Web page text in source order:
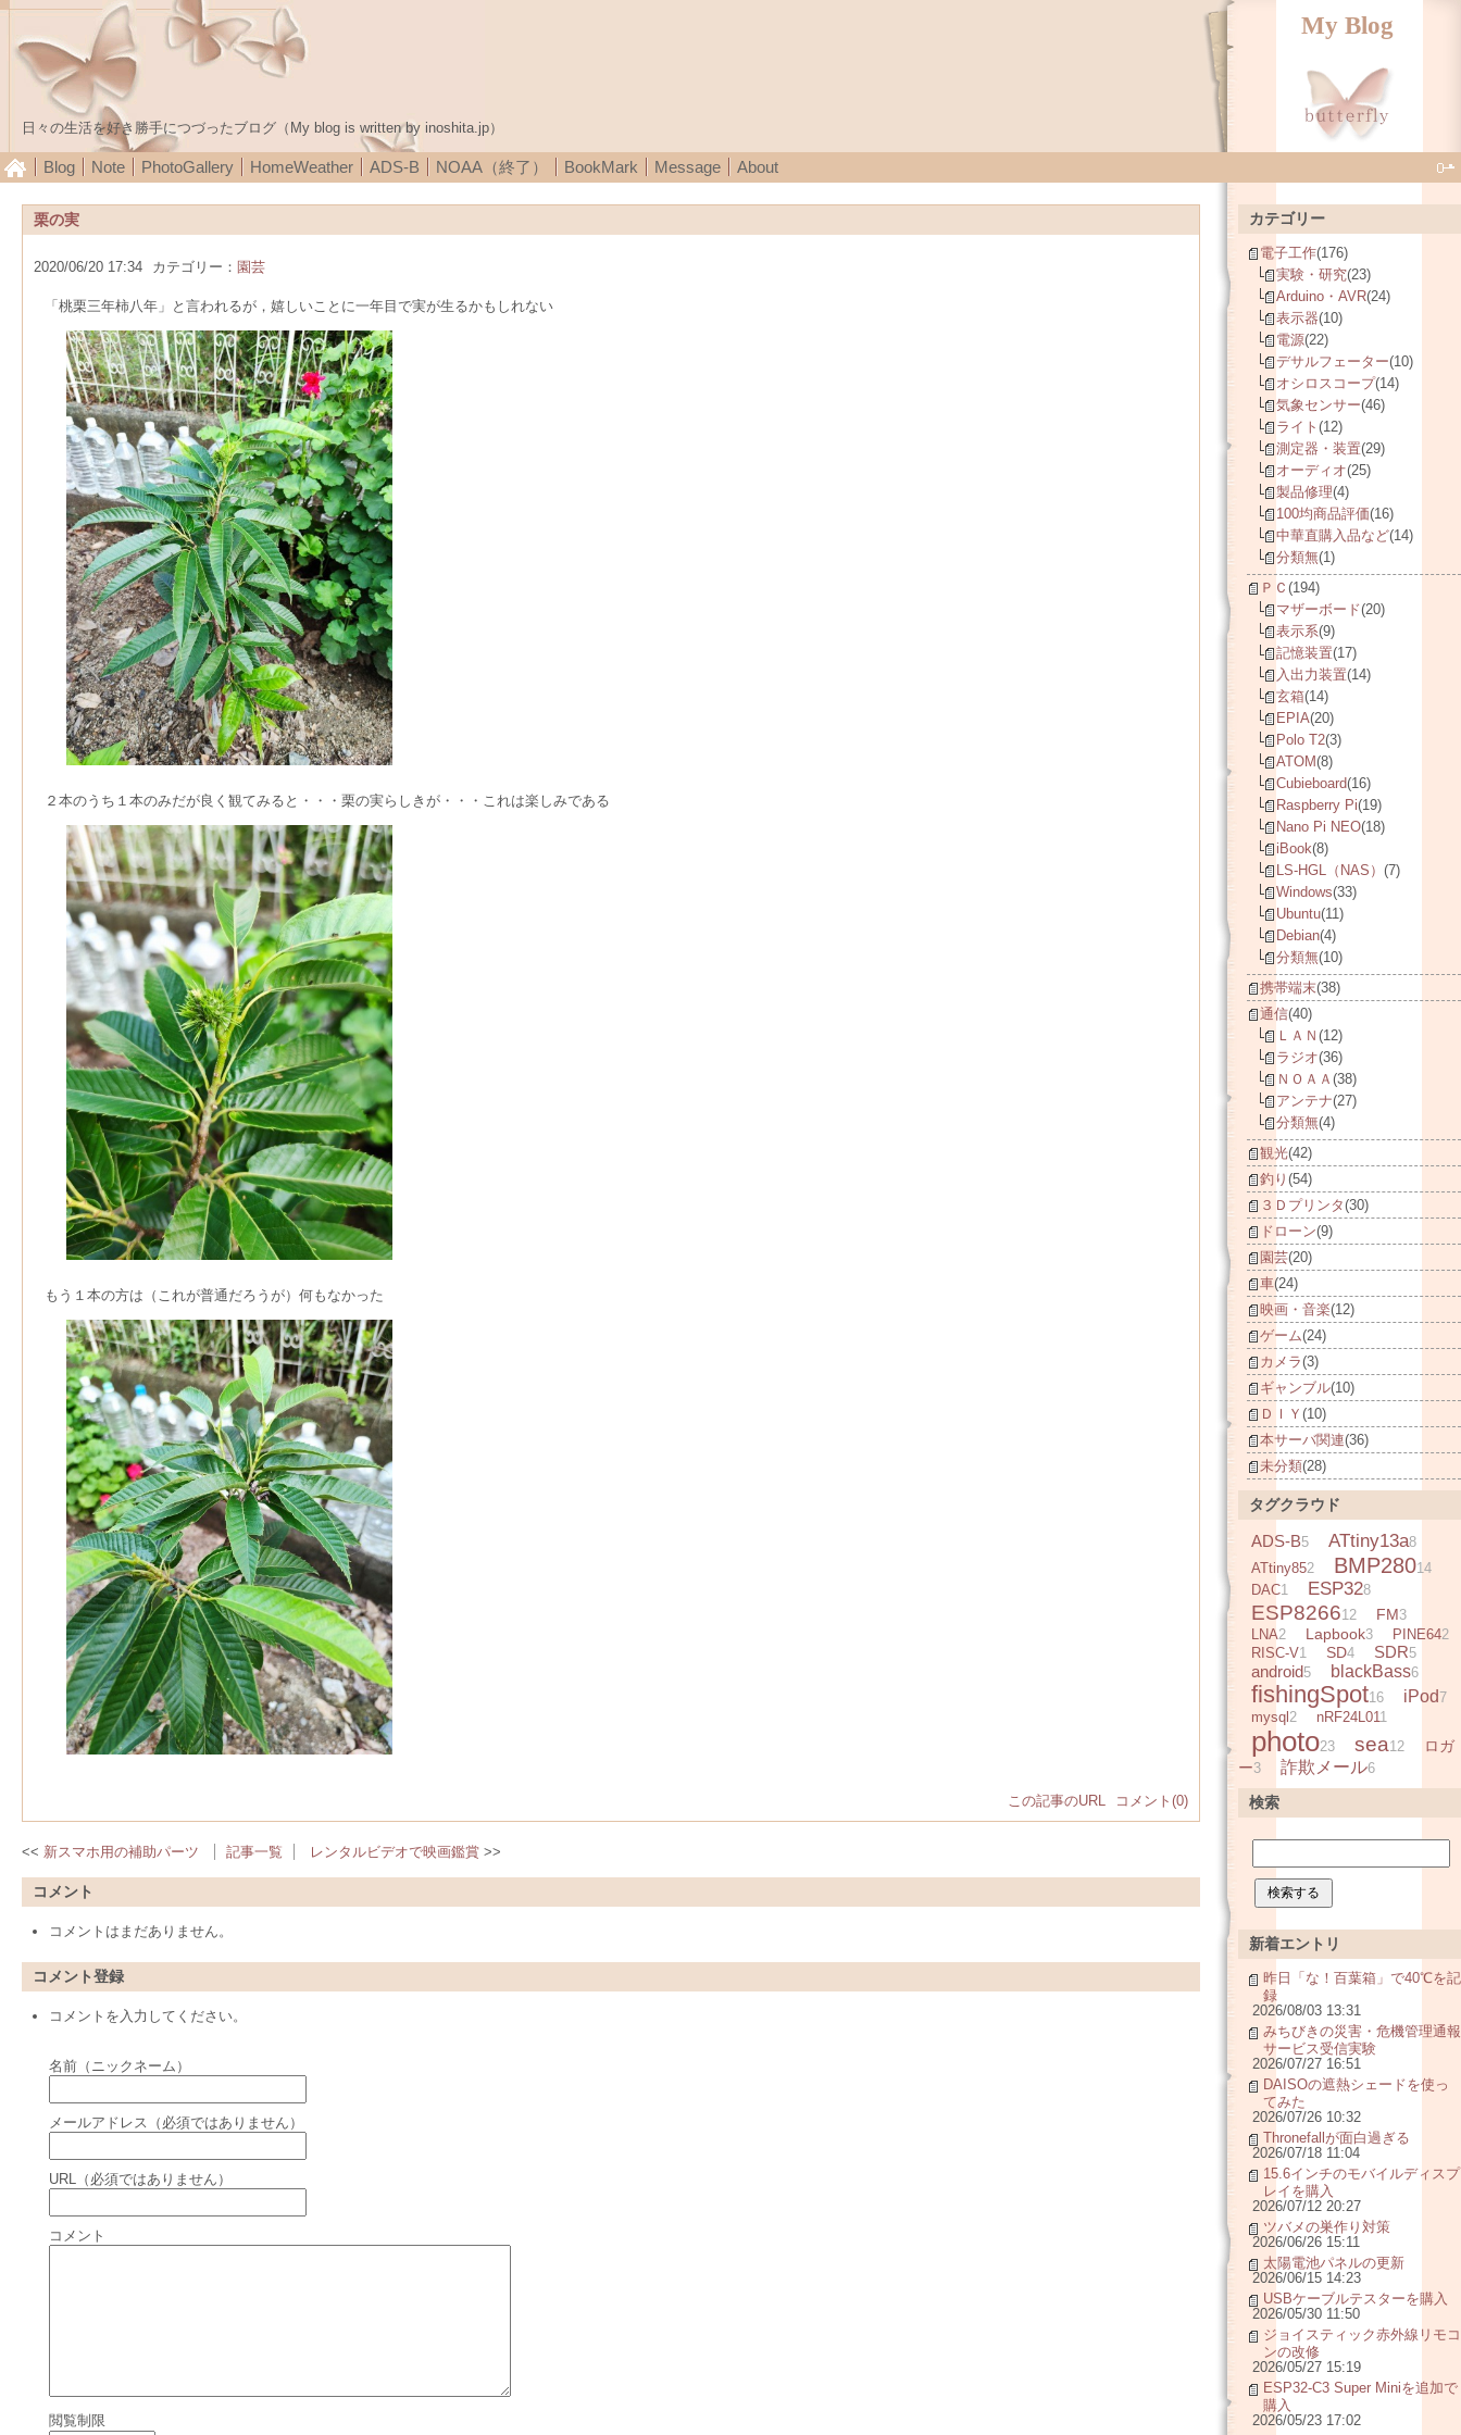
My Blog
日々の生活を好き勝手につづったブログ（My blog is written by inoshita.jp）
Blog Note PhotoGallery HomeWeather ADS-B NOAA（終了） BookMark Message About
栗の実
2020/06/20 17:34 カテゴリー： 園芸
「桃栗三年柿八年」と言われるが，嬉しいことに一年目で実が生るかもしれない
２本のうち１本のみだが良く観てみると・・・栗の実らしきが・・・これは楽しみである
もう１本の方は（これが普通だろうが）何もなかった
この記事のURL コメント(0)
新スマホ用の補助パーツ 記事一覧 レンタルビデオで映画鑑賞
コメント
コメントはまだありません。
コメント登録
コメントを入力してください。
名前（ニックネーム）
メールアドレス（必須ではありません）
URL（必須ではありません）
コメント
閲覧制限
カテゴリー
電子工作(176)
実験・研究(23)
Arduino・AVR(24)
表示器(10)
電源(22)
デサルフェーター(10)
オシロスコープ(14)
気象センサー(46)
ライト (12)
測定器・装置(29)
オーディオ(25)
製品修理(4)
100均商品評価(16)
中華直購入品など(14)
分類無(1)
ＰＣ (194)
マザーボード(20)
表示系(9)
記憶装置(17)
入出力装置(14)
玄箱(14)
EPIA(20)
Polo T2(3)
ATOM(8)
Cubieboard(16)
Raspberry Pi(19)
Nano Pi NEO(18)
iBook(8)
LS-HGL（NAS） (7)
Windows(33)
Ubuntu(11)
Debian(4)
分類無(10)
携帯端末(38)
通信(40)
ＬＡＮ (12)
ラジオ(36)
ＮＯＡＡ (38)
アンテナ(27)
分類無(4)
観光(42)
釣り (54)
３Ｄプリンタ(30)
ドローン(9)
園芸(20)
車(24)
映画・音楽(12)
ゲーム(24)
カメラ(3)
ギャンブル(10)
ＤＩＹ (10)
本サーバ関連(36)
未分類(28)
タグクラウド
ADS-B5 ATtiny13a8
ATtiny852 BMP28014
DAC1 ESP328
ESP826612 FM3
LNA2 Lapbook3 PINE642
RISC-V1 SD4 SDR5
android5 blackBass6
fishingSpot16 iPod7
mysql 2 nRF24L011
photo23 sea12
ロガ
ー3 詐欺メール6
検索
新着エントリ
昨日「な！百葉箱」で40℃を記
録
2026/08/03 13:31
みちびきの災害・危機管理通報
サービス受信実験
2026/07/27 16:51
DAISOの遮熱シェードを使っ
てみた
2026/07/26 10:32
Thronefallが面白過ぎる
2026/07/18 11:04
15.6インチのモバイルディスプ
レイを購入
2026/07/12 20:27
ツバメの巣作り対策
2026/06/26 15:11
太陽電池パネルの更新
2026/06/15 14:23
USBケーブルテスターを購入
2026/05/30 11:50
ジョイスティック赤外線リモコ
ンの改修
2026/05/27 15:19
ESP32-C3 Super Miniを追加で
購入
2026/05/23 17:02